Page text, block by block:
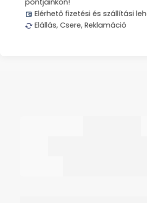
pontjainkon!
Elérhető fizetési és szállítási
Elállás, Csere, Reklamáció